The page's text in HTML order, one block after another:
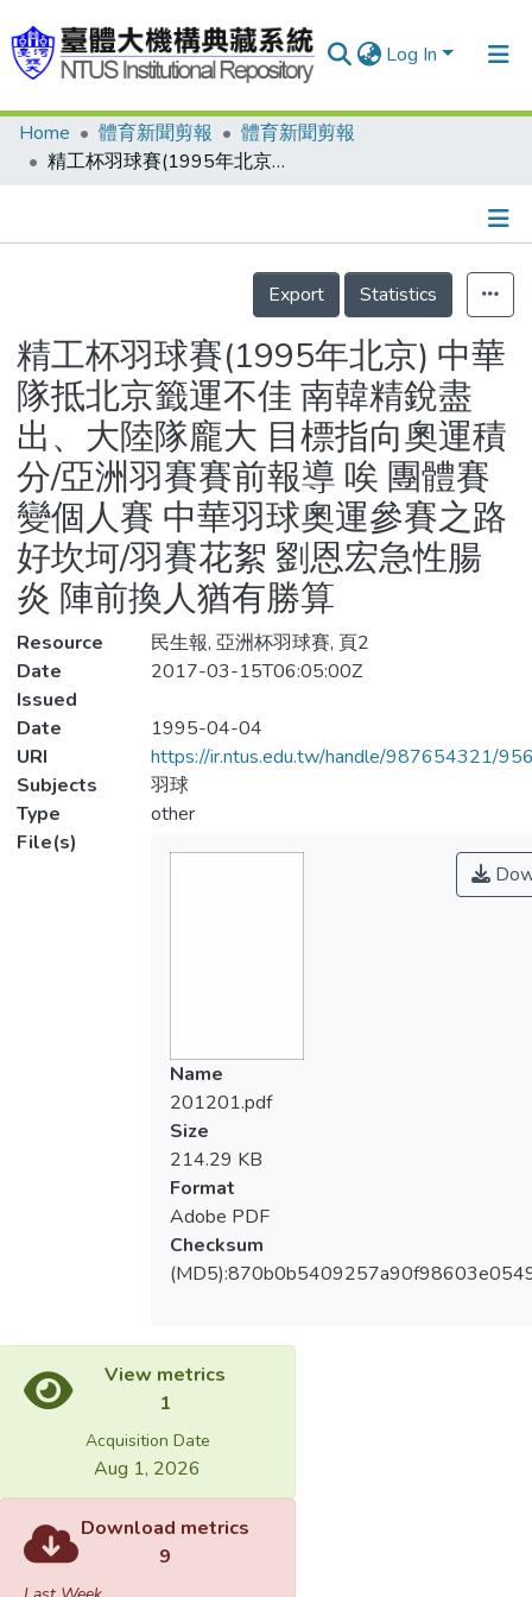
Log In
Communities & Collections
Statistics
Home 體育新聞剪報
體育新聞剪報
精工杯羽球賽(1995年北京) 中華隊抵北京籤運不佳 南韓精銳盡出、大陸隊龐大 目標指向奧運積分/亞洲羽賽賽前報導 唉 團體賽變個人賽 中華羽球奧運參賽之路好坎坷/羽賽花絮 劉恩宏急性腸炎 陣前換人猶有勝算
Details
Export
Statistics
精工杯羽球賽(1995年北京) 中華
隊抵北京籤運不佳 南韓精銳盡
出、大陸隊龐大 目標指向奧運積
分/亞洲羽賽賽前報導 唉 團體賽
變個人賽 中華羽球奧運參賽之路
好坎坷/羽賽花絮 劉恩宏急性腸
炎 陣前換人猶有勝算
Resource
民生報, 亞洲杯羽球賽, 頁2
Date
Issued
2017-03-15T06:05:00Z
Date
1995-04-04
URI
https://ir.ntus.edu.tw/handle/987654321/
Subjects
羽球
Type
other
File(s)
Name
201201.pdf
Size
214.29 KB
Format
Adobe PDF
Checksum
View metrics
1
Acquisition Date
Aug 1, 2026
Download metrics
9